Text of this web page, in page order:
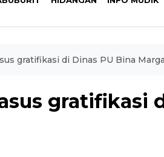
gratifikasi di Dinas PU Bina
gratifikasi